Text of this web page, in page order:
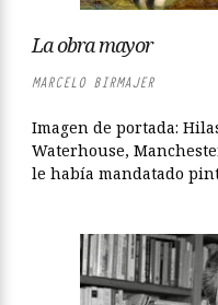
La obra mayor
MARCELO BIRMAJER
Imagen de portada:
Waterhouse,
le había mandatado